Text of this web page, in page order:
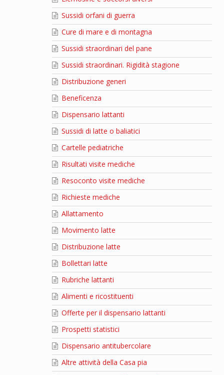
Sussidi orfani di guerra
Cure di mare e di montagna
Sussidi straordinari del pane
Sussidi straordinari. Rigidità stagione
Distribuzione generi
Beneficenza
Dispensario lattanti
Sussidi di latte o baliatici
Cartelle pediatriche
Risultati visite mediche
Resoconto visite mediche
Richieste mediche
Allattamento
Movimento latte
Distribuzione latte
Bollettari latte
Rubriche lattanti
Alimenti e ricostituenti
Offerte per il dispensario lattanti
Prospetti statistici
Dispensario antitubercolare
Altre attività della Casa pia